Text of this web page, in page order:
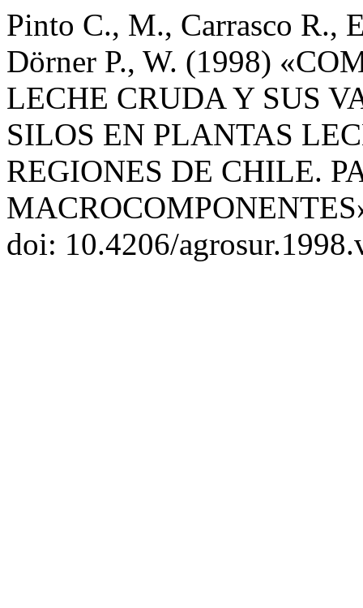
Pinto C., M., Carrasco R.,
Dörner P., W. (1998)
LECHE CRUDA Y SUS
SILOS EN PLANTAS
REGIONES DE CHILE.
doi: 10.4206/